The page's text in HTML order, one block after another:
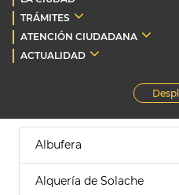
TRÁMITES
ATENCIÓN CIUDADANA
ACTUALIDAD
Albufera
Alquería de Solache